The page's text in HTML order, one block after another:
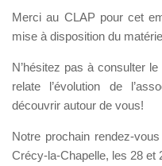
Merci au CLAP pour cet
mise à disposition du
N’hésitez pas à consulter
relate l’évolution de
découvrir autour de vous!
Notre prochain rendez-
Crécy-la-Chapelle, les 28 et